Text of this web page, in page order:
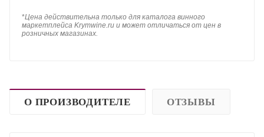
*Цена действительна только для каталога винного
маркетплейса Krymwine.ru и может отличаться от цен в
розничных магазинах.
О ПРОИЗВОДИТЕЛЕ ОТЗЫВЫ